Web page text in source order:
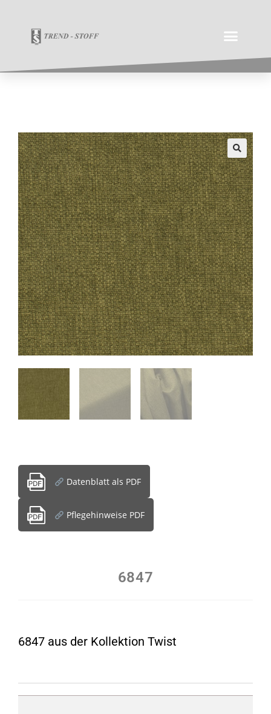
Datenblatt als PDF
Pflegehinweise PDF
6847
6847 aus der Kollektion Twist